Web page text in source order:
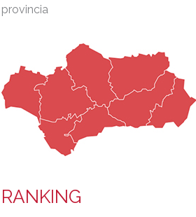
provincia
RANKING